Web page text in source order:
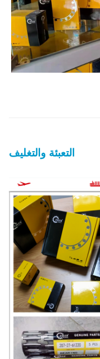
التعبئة والتغليف